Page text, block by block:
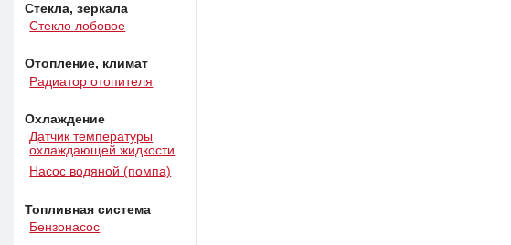
Стекла, зеркала
Стекло лобовое
Отопление, климат
Радиатор отопителя
Охлаждение
Датчик температуры
охлаждающей жидкости
Насос водяной (помпа)
Топливная система
Бензонасос